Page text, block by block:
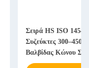
Σειρά HS ISO 14541
Συζεύκτες 300–450
Βαλβίδας Κώνου
Σπείρωμα